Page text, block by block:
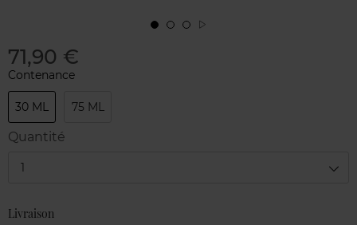
71,90 €
Contenance
30 ML 75 ML
Quantité
1
Livraison